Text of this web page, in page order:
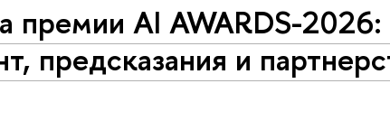
премии AI AWARDS-
предсказания и